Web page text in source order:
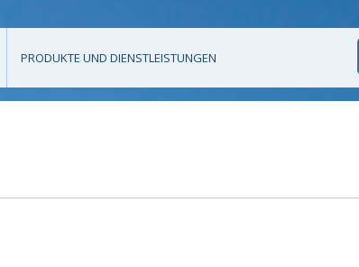
PRODUKTE UND DIENSTLEISTUNGEN